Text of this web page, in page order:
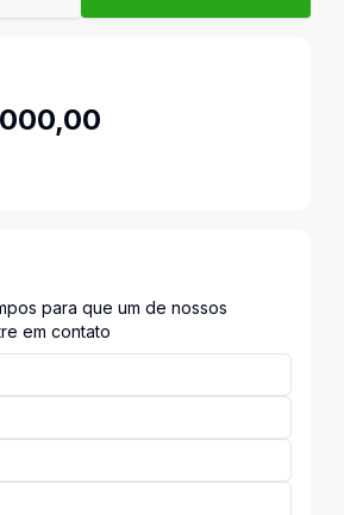
para que um de nossos
em contato